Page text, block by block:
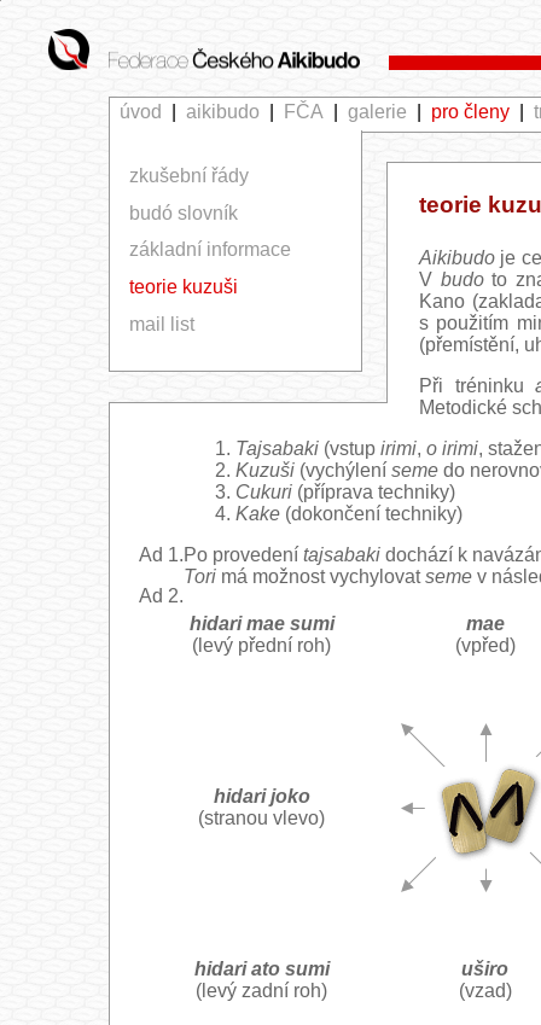
úvod aikibudo FČA galerie pro členy
zkušební řády
budó slovník
základní informace
teorie kuzuši
mail list
teorie
Aikibudoje
V budoto
Kano
s použitím
(přemístění,
Při tréninku
Metodické
Tajsabaki(vstup irimi, o irimi,
Kuzuši(vychýlení semedo
Cukuri(příprava techniky)
Kake(dokončení techniky)
Ad 1.Po provedení tajsabakidochází k
Ad 2.
Torimá možnost vychylovatsemev
hidari mae sumi
(levý přední roh)
mae
(vpřed)
hidari joko
(stranou vlevo)
hidari ato sumi
(levý zadní roh)
uširo
(vzad)